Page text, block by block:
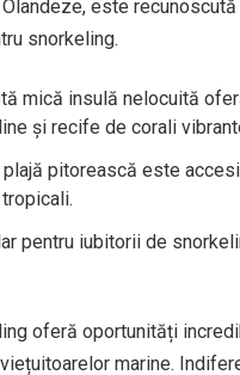
este
snorkeling.
mică insulă nelocuită
și recife de corali
pitorească este
pentru iubitorii de
oferă oportunități
marine.